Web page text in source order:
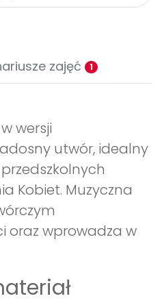
zajęć 1
wersji
utwór, idealny
Kobiet. Muzyczna
oraz wprowadza w